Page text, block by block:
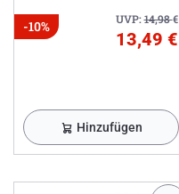
UVP:14,98€
-10%
13,49 €
Hinzufügen